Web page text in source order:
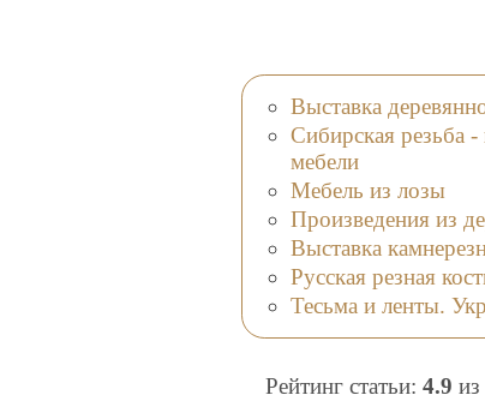
Выставка
Сибирская резьба
мебели
Мебель из лозы
Произведения из
Выставка
Русская резная
Тесьма и ленты.
Рейтинг статьи: 4.9 из